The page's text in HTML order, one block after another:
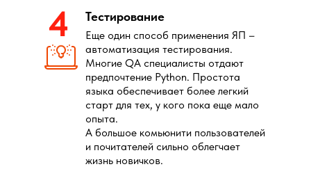
4
Еще один способ применения ЯП –
автоматизация тестирования.
Многие QA специалисты отдают
предпочтение Python. Простота
языка обеспечивает более легкий
старт для тех, у кого пока еще мало
опыта.
А большое комьюнити пользователей
и почитателей сильно облегчает
жизнь новичков.
Тестирование